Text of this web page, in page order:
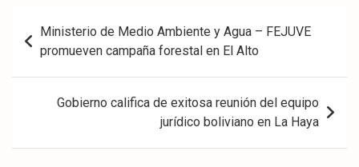
Navegación
de
entradas
Ministerio de Medio Ambiente y Agua – FEJUVE
promueven campaña forestal en El Alto
Gobierno califica de exitosa reunión del equipo
jurídico boliviano en La Haya